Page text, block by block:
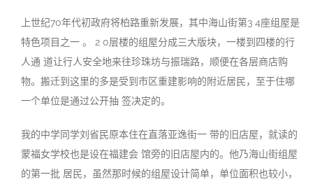
上世纪70年代初政府将柏路重新发展，其中海山街第3 4座组屋是
特色项目之一 。 2 0层楼的组屋分成三大版块，一楼到四楼的行
人通 道让行人安全地来往珍珠坊与振瑞路，顺便在各层商店购
物。搬迁到这里的多是受到市区重建影响的附近居民，至于住哪
一个单位是通过公开抽 签决定的。
我的中学同学刘省民原本住在直落亚逸街一 带的旧店屋，就读的
蒙福女学校也是设在福建会 馆旁的旧店屋内的。他乃海山街组屋
的第一批 居民，虽然那时候的组屋设计简单，单位面积也较小，